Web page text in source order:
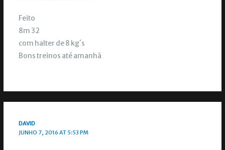
Feito
8m 32
com halter de 8 kg´s
Bons treinos até amanhã
DAVID
JUNHO 7, 2016 AT 5:53 PM